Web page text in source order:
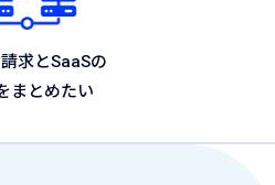
求とSaaSの
まとめたい